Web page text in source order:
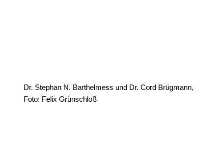
Dr. Stephan N. Barthelmess und Dr. Cord Brügmann,
Foto: Felix Grünschloß